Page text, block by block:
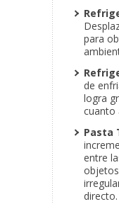
para
de
logra
cuanto
Pasta
entre
directo.